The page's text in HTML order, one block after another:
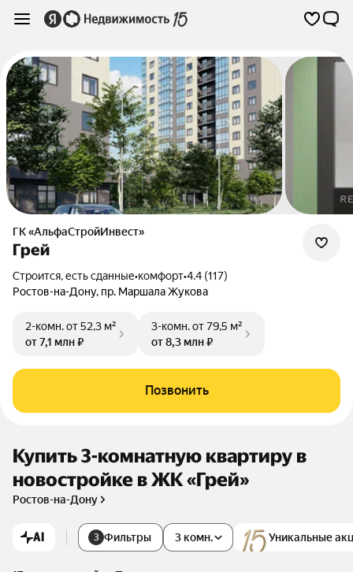
ГК «АльфаСтройИнвест»
Грей
Строится, есть сданные•комфорт•4.4 (117)
Ростов-на-Дону, пр. Маршала Жукова
2-комн.от 52,3 м²
от 7,1 млн ₽
3-комн.от 79,5 м²
от 8,3 млн ₽
Позвонить
Купить 3-комнатную квартиру в
новостройке в ЖК «Грей»
Ростов-на-Дону
AI 3 Фильтры Уникальные
3 комн.